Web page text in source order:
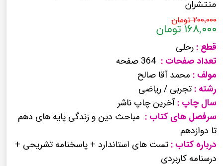
منتشران
۲۰۰,۰۰۰ تومان
۱۶۸,۰۰۰ تومان
قطع : رحلی
تعداد صفحات : 364 صفحه
مولف : محمد آقا صالح
رشته : تجربی / ریاضی
سال چاپ :آخرین چاپ ناشر
سرفصل های کتاب : مباحث دین و زندگی پایه های دهم
تا دوازدهم
درباره کتاب : تست های استاندارد + پاسخنامه تشریحی +
درسنامه کاربردی